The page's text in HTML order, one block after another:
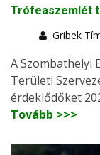
Trófeaszemlét
Gribek
A Szombathelyi
Területi
érdeklődőket
Tovább >>>